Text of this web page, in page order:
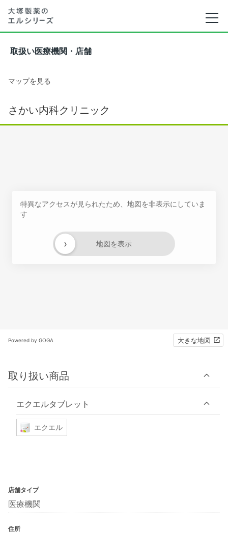
取扱い医療機関・店舗
マップを見る
さかい内科クリニック
特異なアクセスが見られたため、地図を非表示にしていま
す
地図を表示
›
Powered by GOGA 大きな地図
取り扱い商品
エクエルタブレット
エクエル
店舗タイプ
医療機関
住所